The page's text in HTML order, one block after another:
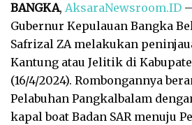
BANGKA, AksaraNewsroom.ID
Gubernur Kepulauan Bangka
Safrizal ZA melakukan
Kantung atau Jelitik di
(16/4/2024). Rombongannya
Pelabuhan Pangkalbalam
kapal boat Badan SAR menuju